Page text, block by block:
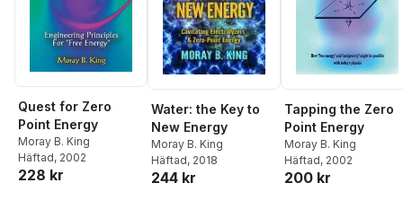
Quest for Zero
Point Energy
Moray B. King
Häftad, 2002
228 kr
Water: the Key to
New Energy
Moray B. King
Häftad, 2018
244 kr
Tapping the Zero
Point Energy
Moray B. King
Häftad, 2002
200 kr